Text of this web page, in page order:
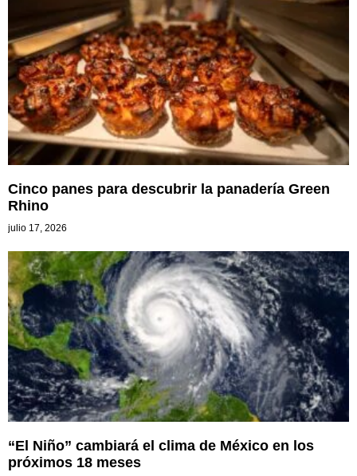
Cinco panes para descubrir la panadería Green
Rhino
julio 17, 2026
“El Niño” cambiará el clima de México en los
próximos 18 meses